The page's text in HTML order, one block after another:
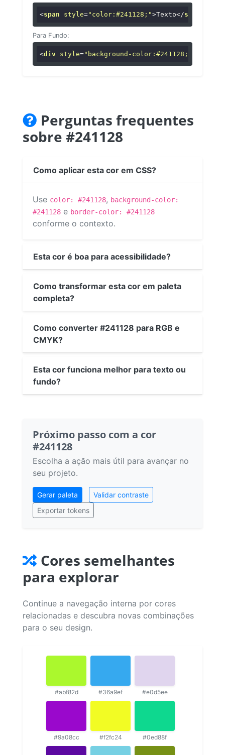
<span style="color:#241128;">Texto</span
Para Fundo:
<div style="background-color:#241128;"
Perguntas frequentes
sobre #241128
Como aplicar esta cor em CSS?
Use color: #241128, background-color:
#241128 e border-color: #241128
conforme o contexto.
Esta cor é boa para acessibilidade?
Como transformar esta cor em paleta
completa?
Como converter #241128 para RGB e
CMYK?
Esta cor funciona melhor para texto ou
fundo?
Próximo passo com a cor
#241128
Escolha a ação mais útil para avançar no
seu projeto.
Gerar paleta
Validar contraste
Exportar tokens
Cores semelhantes
para explorar
Continue a navegação interna por cores
relacionadas e descubra novas combinações
para o seu design.
#abf82d #36a9ef #e0d5ee
#9a08cc #f2fc24 #0ed88f